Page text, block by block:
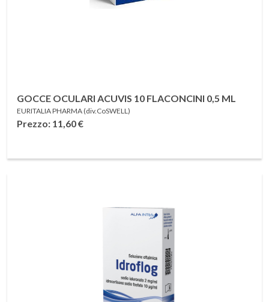
GOCCE OCULARI ACUVIS 10 FLACONCINI 0,5 ML
EURITALIA PHARMA (div.CoSWELL)
Prezzo: 11,60€